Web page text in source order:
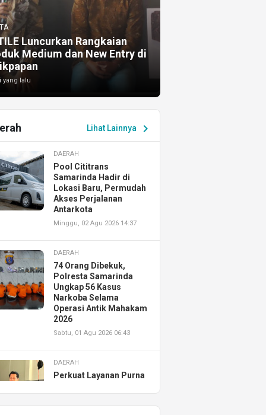
Luncurkan Rangkaian
Medium dan New Entry di
yang lalu
Lihat Lainnya chevron_right
DAERAH
Pool Cititrans
Samarinda Hadir di
Lokasi Baru, Permudah
Akses Perjalanan
Antarkota
Minggu, 02 Agu 2026 14:37
DAERAH
74 Orang Dibekuk,
Polresta Samarinda
Ungkap 56 Kasus
Narkoba Selama
Operasi Antik Mahakam
2026
Sabtu, 01 Agu 2026 06:43
DAERAH
Perkuat Layanan Purna
Resmikan AHASS